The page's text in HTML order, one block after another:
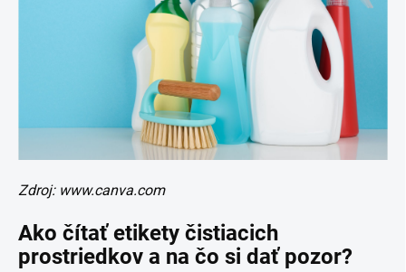
Zdroj: www.canva.com
Ako čítať etikety čistiacich
prostriedkov a na čo si dať pozor?